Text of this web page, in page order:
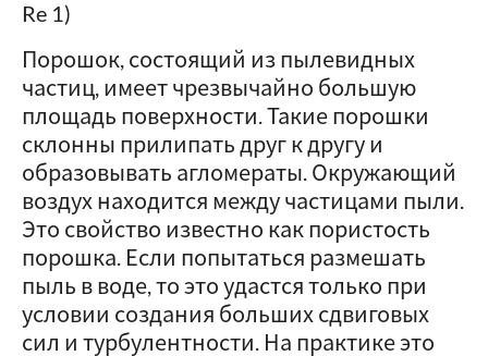
Re 1)
Порошок, состоящий из пылевидных
частиц, имеет чрезвычайно большую
площадь поверхности. Такие порошки
склонны прилипать друг к другу и
образовывать агломераты. Окружающий
воздух находится между частицами пыли.
Это свойство известно как пористость
порошка. Если попытаться размешать
пыль в воде, то это удастся только при
условии создания больших сдвиговых
сил и турбулентности. На практике это